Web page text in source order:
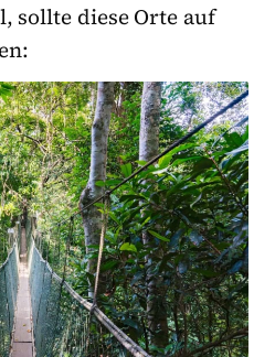
sollte diese Orte auf